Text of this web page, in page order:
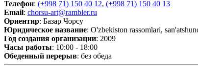
Телефон: (+998 71) 150 40 12, (+998 71) 150 40 13
Email: chorsu-art@rambler.ru
Ориентир: Базар Чорсу
Юридическое название: O'zbekiston rassomlari,
Год создания организации: 2009
Часы работы: 10:00 - 18:00
Обеденный перерыв: без обеда